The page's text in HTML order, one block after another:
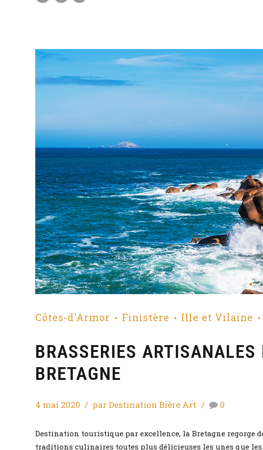
Côtes-d'Armor Finistère Ille et Vilaine
BRASSERIES
BRETAGNE
4 mai 2020 par Destination Bière Art 0
Destination touristique par excellence, la Bretagne regorge
traditions culinaires toutes plus délicieuses les unes que